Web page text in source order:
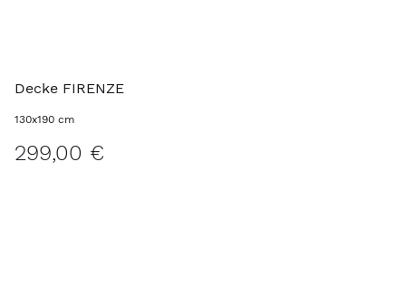
Decke FIRENZE
130x190 cm
299,00 €